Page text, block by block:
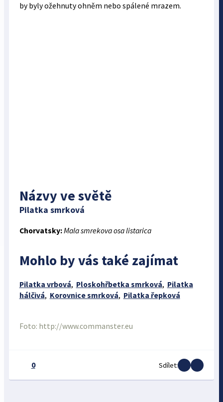
by byly ožehnuty ohněm nebo spálené mrazem.
Názvy ve světě
Pilatka smrková
Chorvatsky:Mala smrekova osa listarica
Mohlo by vás také zajímat
Pilatka vrbová, Ploskohřbetka smrková, Pilatka
hálčivá, Korovnice smrková, Pilatka řepková
Foto: http://www.commanster.eu
0 Sdílet: